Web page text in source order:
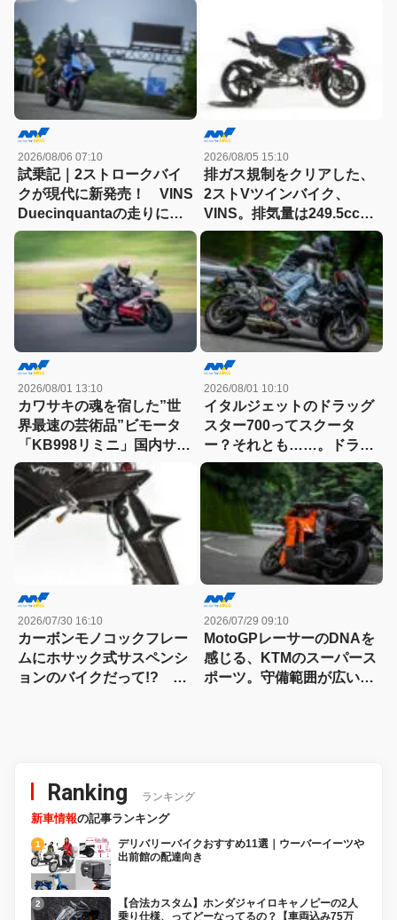
2026/08/06 07:10
試乗記｜2ストロークバイ
クが現代に新発売！ VINS
Duecinquantaの走りに大
感動
2026/08/05 15:10
排ガス規制をクリアした、
2ストVツインバイク、
VINS。排気量は249.5cc、
83HPを絞り出す。そのエ
ンジンの技術とは
2026/08/01 13:10
カワサキの魂を宿した”世
界最速の芸術品”ビモータ
「KB998リミニ」国内サー
キット試乗記
2026/08/01 10:10
イタルジェットのドラッグ
スター700ってスクータ
ー？それとも……。ドラッ
グスター700ツイン・リミ
テッドエディション試乗記
2026/07/30 16:10
カーボンモノコックフレー
ムにホサック式サスペンシ
ョンのバイクだって!? ヴ
2026/07/29 09:10
MotoGPレーサーのDNAを
感じる、KTMのスーパース
ポーツ。守備範囲が広い史
Ranking ランキング
新車情報の記事ランキング
デリバリーバイクおすすめ11選｜ウーバーイーツや
出前館の配達向き
【合法カスタム】ホンダジャイロキャノピーの2人
乗り仕様、ってどーなってるの？【車両込み75万